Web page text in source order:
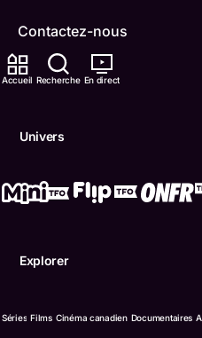
Accueil Recherche En direct
Univers
Explorer
Séries Films Cinéma canadien Documentaires
Contactez-nous
ONFR
Conditions d'utilisation
© Office des